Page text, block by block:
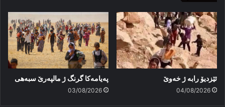
ئێزدیۆ رابە ژ خەوێ
04/08/2026
پەیامەكا گرنگ ژ مالپەرێ سبەهی
03/08/2026